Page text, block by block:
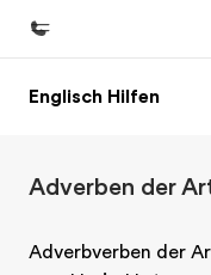
Home
Programme
Englisch Hilfen
Adverben der
Adverbverben der